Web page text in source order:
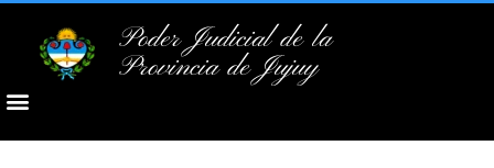
Poder Judicial de la
Provincia de Jujuy